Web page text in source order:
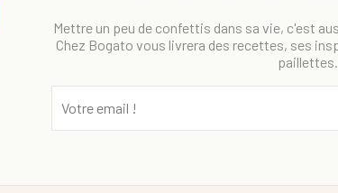
Mettre un peu de confettis dans sa vie, c'est
Chez Bogato vous livrera des recettes, ses
paillettes.